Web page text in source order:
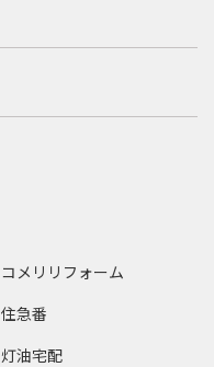
コメリリフォーム
住急番
灯油宅配